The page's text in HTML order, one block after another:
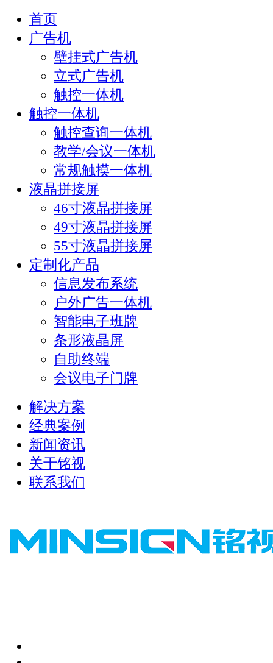
首页
广告机
壁挂式广告机
立式广告机
触控一体机
触控一体机
触控查询一体机
教学/会议一体机
常规触摸一体机
液晶拼接屏
46寸液晶拼接屏
49寸液晶拼接屏
55寸液晶拼接屏
定制化产品
信息发布系统
户外广告一体机
智能电子班牌
条形液晶屏
自助终端
会议电子门牌
解决方案
经典案例
新闻资讯
关于铭视
联系我们